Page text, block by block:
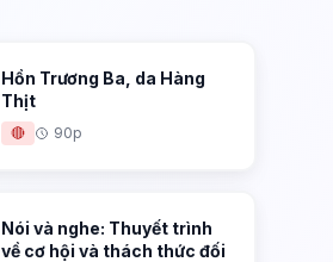
Hồn Trương Ba, da Hàng
Thịt
🔴 90p
Nói và nghe: Thuyết trình
về cơ hội và thách thức đối